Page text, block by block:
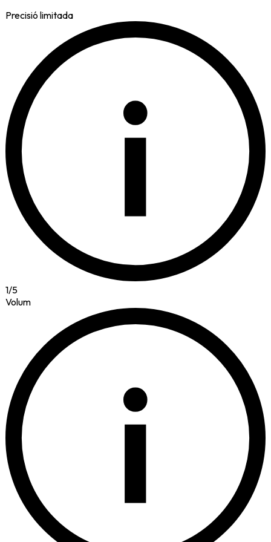
Precisió limitada
i
1/5
Volum
i